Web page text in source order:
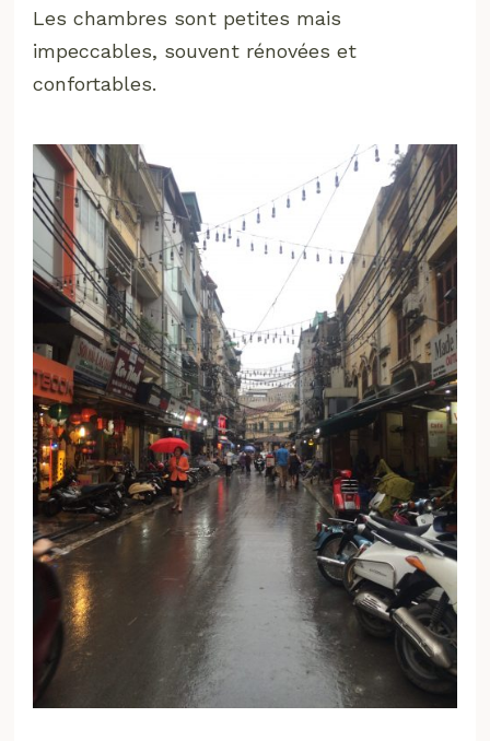
Les chambres sont petites mais
impeccables, souvent rénovées et
confortables.